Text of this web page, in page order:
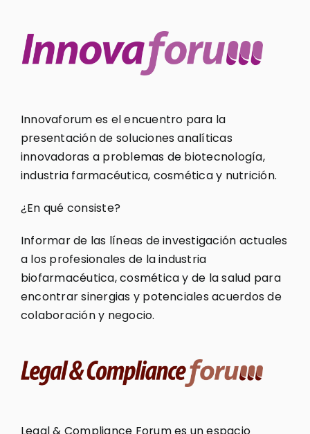
Innovaforum es el encuentro para la
presentación de soluciones analíticas
innovadoras a problemas de biotecnología,
industria farmacéutica, cosmética y nutrición.
¿En qué consiste?
Informar de las líneas de investigación actuales
a los profesionales de la industria
biofarmacéutica, cosmética y de la salud para
encontrar sinergias y potenciales acuerdos de
colaboración y negocio.